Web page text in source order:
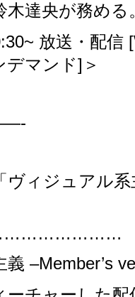
木達央が務める
放送・配信
マンド]＞
ヴィジュアル
–Member’s